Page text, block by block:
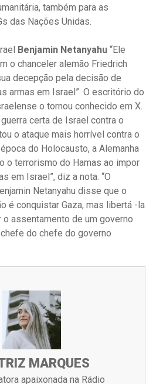
também para as
das Nações Unidas.
Benjamin Netanyahu “Ele
o chanceler alemão Friedrich
decepção pela decisão de
armas em Israel”. O escritório do
o tornou conhecido em X.
certa de Israel contra o
o ataque mais horrível contra o
do Holocausto, a Alemanha
o terrorismo do Hamas ao impor
em Israel”, diz a nota. “O
Netanyahu disse que o
é conquistar Gaza, mas libertá -la
assentamento de um governo
do chefe do governo
MARQUES
apaixonada na Rádio